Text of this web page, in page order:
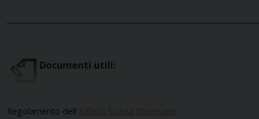
Documenti utili:
Regolamento dell’ Ufficio Scuola Diocesano